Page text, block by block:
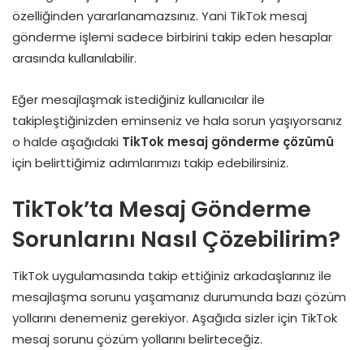
özelliğinden yararlanamazsınız. Yani TikTok mesaj
gönderme işlemi sadece birbirini takip eden hesaplar
arasında kullanılabilir.
Eğer mesajlaşmak istediğiniz kullanıcılar ile
takipleştiğinizden eminseniz ve hala sorun yaşıyorsanız
o halde aşağıdaki TikTok mesaj gönderme çözümü
için belirttiğimiz adımlarımızı takip edebilirsiniz.
TikTok’ta Mesaj Gönderme
Sorunlarını Nasıl Çözebilirim?
TikTok uygulamasında takip ettiğiniz arkadaşlarınız ile
mesajlaşma sorunu yaşamanız durumunda bazı çözüm
yollarını denemeniz gerekiyor. Aşağıda sizler için TikTok
mesaj sorunu çözüm yollarını belirteceğiz.